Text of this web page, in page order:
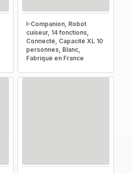
I-Companion, Robot
cuiseur, 14 fonctions,
Connecté, Capacité XL 10
personnes, Blanc,
Fabriqué en France